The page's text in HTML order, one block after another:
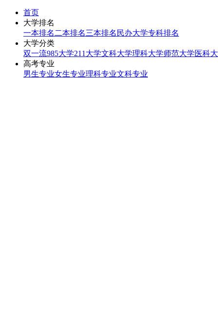
首页
大学排名
一本排名 二本排名三本排名 民办大学专科排名
大学分类
双一流985大学211大学文科大学理科大学师范大学医科
高考专业
男生专业女生专业理科专业文科专业